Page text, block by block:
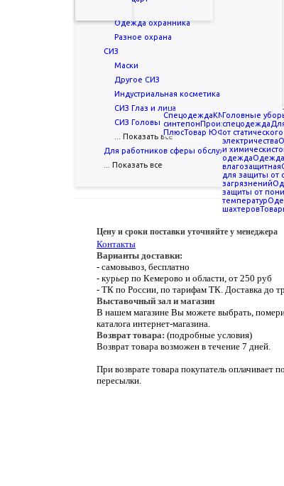
Синтепон
Одежда охранника
Разное охрана
СИЗ
Маски
Другое СИЗ
Индустриальная косметика
СИЗ Глаз и лица
СИЗ Головы
... Показать все
Для работников сферы обслуживания
... Показать все
Каталог - Спецодежда
СпецодеждаKMRPАСПРОДАЖА
синтепонПроизводство
ПлюсТовар ЮФНМУДАЛЕН.
-
Головные
спецодежда
от статического
электричества
и
одеждаОдежда
влагозащитная
для защиты от
загрязнений
защиты от
температур
шахтеров
Куртка утепл.
Артикул 0693
Цену и сроки поставки уточняйте у менеджера
Контакты
Варианты доставки:
- самовывоз, бесплатно
- курьер по Кемерово и области, от 250 руб
- ТК по России, по тарифам ТК. Доставка до
Выставочный зал и магазин
В нашем магазине Вы можете выбрать,
каталога интернет-магазина.
Возврат товара: (подробные условия)
Возврат товара возможен в течение 7 дней.
При возврате товара покупатель оплачивает
пересылки.